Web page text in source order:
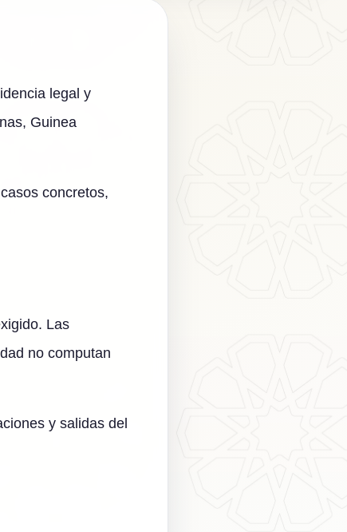
legal y
Guinea
concretos,
Las
no computan
y salidas del